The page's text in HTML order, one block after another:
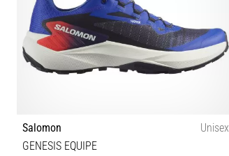
Salomon
Unisex
GENESIS EQUIPE